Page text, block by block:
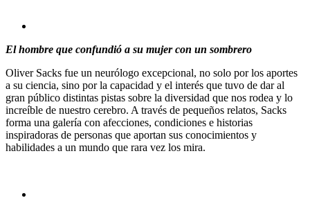
El hombre que confundió a su mujer con un sombrero
Oliver Sacks fue un neurólogo excepcional, no solo por los aportes
a su ciencia, sino por la capacidad y el interés que tuvo de dar al
gran público distintas pistas sobre la diversidad que nos rodea y lo
increíble de nuestro cerebro. A través de pequeños relatos, Sacks
forma una galería con afecciones, condiciones e historias
inspiradoras de personas que aportan sus conocimientos y
habilidades a un mundo que rara vez los mira.